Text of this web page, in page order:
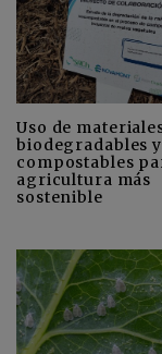
Uso de
biodegradables y
compostables
agricultura más
sostenible